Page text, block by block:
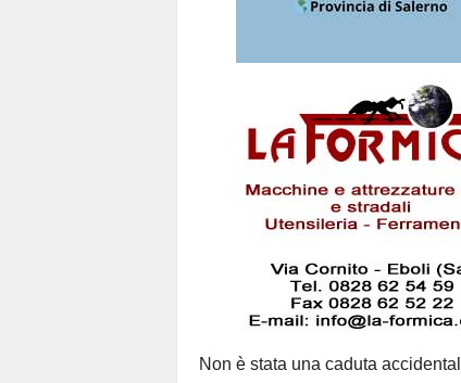
Non è stata una caduta